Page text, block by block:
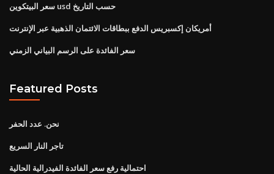
سعر البيتكوين usd حسب التاريخ
أمريكان إكسبريس الدفع ببطاقات الائتمان الذهبية عبر الإنترنت
سعر الفائدة على الرسم البياني الزمني
Featured Posts
نحن. عدد الحفر
تاجر النار السريع
احتمالية رفع سعر الفائدة الفيدرالية الحالية